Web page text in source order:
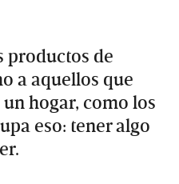
productos de
a aquellos que
hogar, como los
eso: tener algo